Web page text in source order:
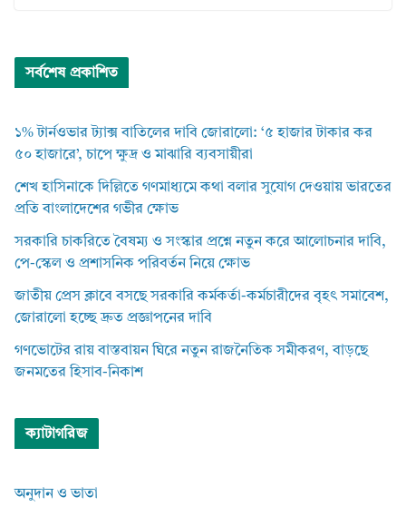
সর্বশেষ প্রকাশিত
১% টার্নওভার ট্যাক্স বাতিলের দাবি জোরালো: ‘৫ হাজার টাকার কর
৫০ হাজারে’, চাপে ক্ষুদ্র ও মাঝারি ব্যবসায়ীরা
শেখ হাসিনাকে দিল্লিতে গণমাধ্যমে কথা বলার সুযোগ দেওয়ায় ভারতের
প্রতি বাংলাদেশের গভীর ক্ষোভ
সরকারি চাকরিতে বৈষম্য ও সংস্কার প্রশ্নে নতুন করে আলোচনার দাবি,
পে-স্কেল ও প্রশাসনিক পরিবর্তন নিয়ে ক্ষোভ
জাতীয় প্রেস ক্লাবে বসছে সরকারি কর্মকর্তা-কর্মচারীদের বৃহৎ সমাবেশ,
জোরালো হচ্ছে দ্রুত প্রজ্ঞাপনের দাবি
গণভোটের রায় বাস্তবায়ন ঘিরে নতুন রাজনৈতিক সমীকরণ, বাড়ছে
জনমতের হিসাব-নিকাশ
ক্যাটাগরিজ
অনুদান ও ভাতা